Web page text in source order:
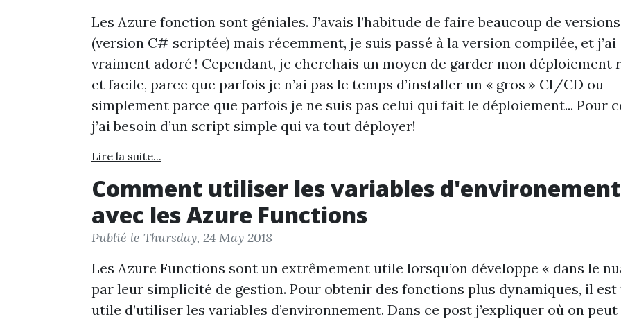
Les Azure fonction sont géniales. J’avais l’habitude de faire beaucoup de
(version C# scriptée) mais récemment, je suis passé à la version compilée, et j’ai
vraiment adoré ! Cependant, je cherchais un moyen de garder mon déploiement
et facile, parce que parfois je n’ai pas le temps d’installer un « gros » CI/CD ou
simplement parce que parfois je ne suis pas celui qui fait le déploiement... Pour
j’ai besoin d’un script simple qui va tout déployer!
Lire la suite...
Comment utiliser les variables d'environement
avec les Azure Functions
Publié le Thursday, 24 May 2018
Les Azure Functions sont un extrêmement utile lorsqu’on développe « dans le
par leur simplicité de gestion. Pour obtenir des fonctions plus dynamiques, il
utile d’utiliser les variables d’environnement. Dans ce post j’expliquer où on peut